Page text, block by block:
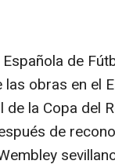
de
obras en el
la Copa del
de